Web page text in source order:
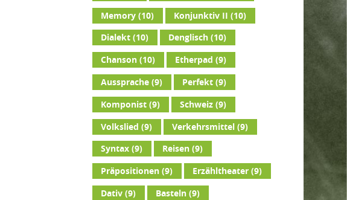
Memory (10) Konjunktiv II (10)
Dialekt (10) Denglisch (10)
Chanson (10) Etherpad (9)
Aussprache (9) Perfekt (9)
Komponist (9) Schweiz (9)
Volkslied (9) Verkehrsmittel (9)
Syntax (9) Reisen (9)
Präpositionen (9) Erzähltheater (9)
Dativ (9) Basteln (9)